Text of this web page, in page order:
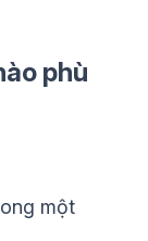
phù
một